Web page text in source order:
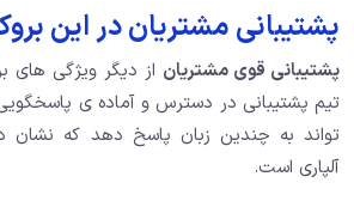
پشتیبانی مشتریان در این
پشتیبانی قوی مشتریان از دیگر ویژگی های
تیم پشتیبانی در دسترس و آماده ی
تواند به چندین زبان پاسخ دهد که نشان
آلپاری است.